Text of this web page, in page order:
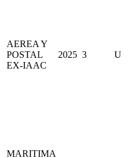
AEREA Y
POSTAL
EX-IAAC
2025 3 U
MARITIMA